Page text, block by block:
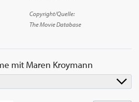
Copyright/Quelle:
The Movie Database
mit Maren Kroymann